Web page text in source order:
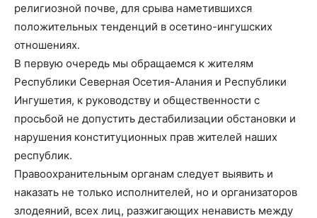
религиозной почве, для срыва наметившихся
положительных тенденций в осетино-ингушских
отношениях.
В первую очередь мы обращаемся к жителям
Республики Северная Осетия-Алания и Республики
Ингушетия, к руководству и общественности с
просьбой не допустить дестабилизации обстановки и
нарушения конституционных прав жителей наших
республик.
Правоохранительным органам следует выявить и
наказать не только исполнителей, но и организаторов
злодеяний, всех лиц, разжигающих ненависть между